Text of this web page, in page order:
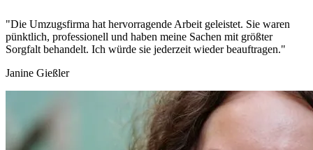
"Die Umzugsfirma hat hervorragende Arbeit geleistet. Sie waren
pünktlich, professionell und haben meine Sachen mit größter
Sorgfalt behandelt. Ich würde sie jederzeit wieder beauftragen."
Janine Gießler